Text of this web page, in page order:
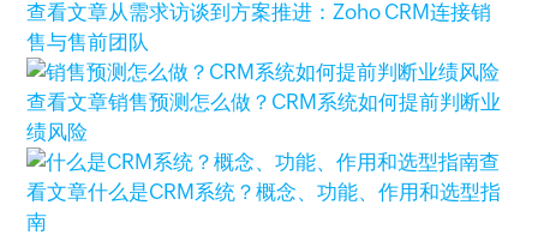
查看文章从需求访谈到方案推进：Zoho CRM连接销
售与售前团队
查看文章销售预测怎么做？CRM系统如何提前判断业
绩风险
查
看文章什么是CRM系统？概念、功能、作用和选型指
南